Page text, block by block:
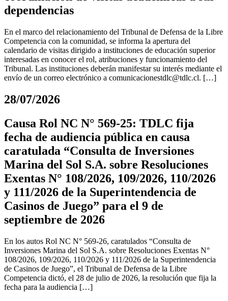
dependencias
En el marco del relacionamiento del Tribunal de Defensa de la Libre
Competencia con la comunidad, se informa la apertura del
calendario de visitas dirigido a instituciones de educación superior
interesadas en conocer el rol, atribuciones y funcionamiento del
Tribunal. Las instituciones deberán manifestar su interés mediante el
envío de un correo electrónico a comunicacionestdlc@tdlc.cl. […]
28/07/2026
Causa Rol NC N° 569-25: TDLC fija
fecha de audiencia pública en causa
caratulada “Consulta de Inversiones
Marina del Sol S.A. sobre Resoluciones
Exentas N° 108/2026, 109/2026, 110/2026
y 111/2026 de la Superintendencia de
Casinos de Juego” para el 9 de
septiembre de 2026
En los autos Rol NC N° 569-26, caratulados “Consulta de
Inversiones Marina del Sol S.A. sobre Resoluciones Exentas N°
108/2026, 109/2026, 110/2026 y 111/2026 de la Superintendencia
de Casinos de Juego”, el Tribunal de Defensa de la Libre
Competencia dictó, el 28 de julio de 2026, la resolución que fija la
fecha para la audiencia […]